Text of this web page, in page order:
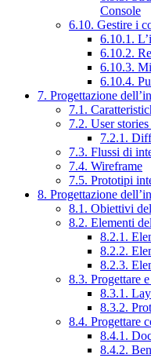
Console
6.10. Gestire i
6.10.1.
6.10.2.
6.10.3.
6.10.4.
7. Progettazione
7.1.
7.2. User
7.2.1.
7.3. Flussi di
7.4. Wireframe
7.5. Prototipi
8. Progettazione
8.1. Obiettivi
8.2. Elementi
8.2.1.
8.2.2.
8.2.3.
8.3. Progettare
8.3.1.
8.3.2.
8.4. Progettare
8.4.1.
8.4.2.